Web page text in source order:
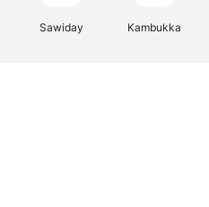
Sawiday Kambukka